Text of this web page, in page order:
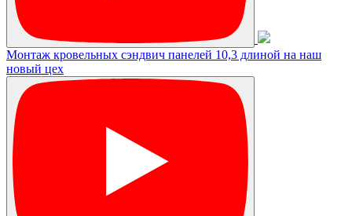
Монтаж кровельных сэндвич панелей 10,3 длиной на наш
новый цех